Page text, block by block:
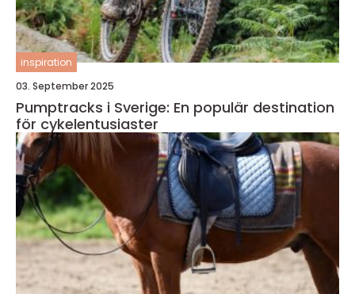
inspiration
03. September 2025
Pumptracks i Sverige: En populär destination
för cykelentusiaster